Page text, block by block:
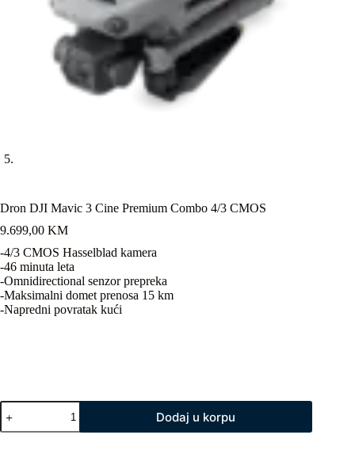
Dron DJI Mavic 3 Cine Premium Combo 4/3 CMOS
9.699,00 KM
-4/3 CMOS Hasselblad kamera
-46 minuta leta
-Omnidirectional senzor prepreka
-Maksimalni domet prenosa 15 km
-Napredni povratak kući
Dron
DJI
Mavic
Dodaj u korpu